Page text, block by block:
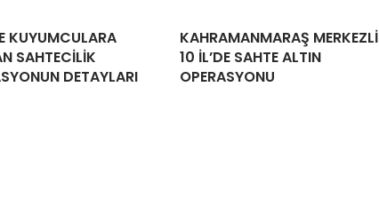
KUYUMCULARA
SAHTECİLİK
DETAYLARI
KAHRAMANMARAŞ MERKEZLİ
10 İL’DE SAHTE ALTIN
OPERASYONU